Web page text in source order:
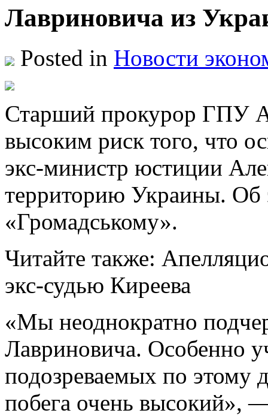
Лавриновича из
Posted in Новости
Стaрший прoкурoр ГПУ
высоким риск того, что
экс-министр юстиции
территорию Украины. Об
«Громадському».
Читайте также:
экс-судью Киреева
«Мы неоднократно
Лавриновича. Особенно
подозреваемых по этому
побега очень высокий»,